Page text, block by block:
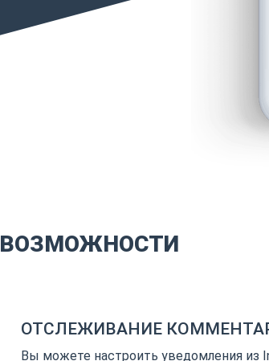
ВОЗМОЖНОСТИ
ОТСЛЕЖИВАНИЕ
Вы можете настроить уведомления из